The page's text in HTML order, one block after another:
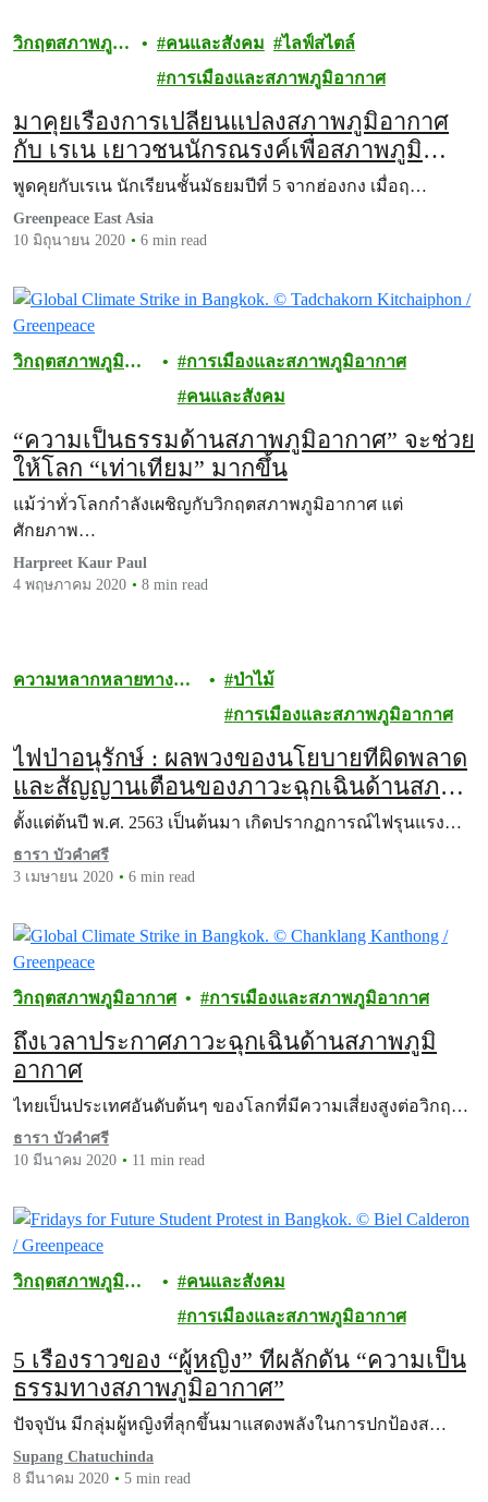
วิกฤตสภาพภูมิ
คนและสังคม
ไลฟ์สไตล์
การเมืองและสภาพภูมิอากาศ
มาคุยเรื่องการเปลี่ยนแปลงสภาพภูมิอากาศ
กับ เรเน เยาวชนนักรณรงค์เพื่อสภาพภูมิ
อากาศ
พูดคุยกับเรเน นักเรียนชั้นมัธยมปีที่ 5 จากฮ่องกง เมื่อฤ…
Greenpeace East Asia
10 มิถุนายน 2020
6 min read
วิกฤตสภาพภูมิ
การเมืองและสภาพภูมิอากาศ
คนและสังคม
“ความเป็นธรรมด้านสภาพภูมิอากาศ” จะช่วย
ให้โลก “เท่าเทียม” มากขึ้น
แม้ว่าทั่วโลกกำลังเผชิญกับวิกฤตสภาพภูมิอากาศ แต่
ศักยภาพ…
Harpreet Kaur Paul
4 พฤษภาคม 2020
8 min read
ความหลากหลายทาง
ป่าไม้
การเมืองและสภาพภูมิอากาศ
ไฟป่าอนุรักษ์ : ผลพวงของนโยบายที่ผิดพลาด
และสัญญานเตือนของภาวะฉุกเฉินด้านสภาพ
ภูมิอากาศ
ตั้งแต่ต้นปี พ.ศ. 2563 เป็นต้นมา เกิดปรากฏการณ์ไฟรุนแรง…
ธารา บัวคำศรี
3 เมษายน 2020
6 min read
วิกฤตสภาพภูมิอากาศ การเมืองและสภาพภูมิอากาศ
ถึงเวลาประกาศภาวะฉุกเฉินด้านสภาพภูมิ
อากาศ
ไทยเป็นประเทศอันดับต้นๆ ของโลกที่มีความเสี่ยงสูงต่อวิกฤ…
ธารา บัวคำศรี
10 มีนาคม 2020
11 min read
วิกฤตสภาพภูมิ
คนและสังคม
การเมืองและสภาพภูมิอากาศ
5 เรื่องราวของ “ผู้หญิง” ที่ผลักดัน “ความเป็น
ธรรมทางสภาพภูมิอากาศ”
ปัจจุบัน มีกลุ่มผู้หญิงที่ลุกขึ้นมาแสดงพลังในการปกป้องส…
Supang Chatuchinda
8 มีนาคม 2020
5 min read